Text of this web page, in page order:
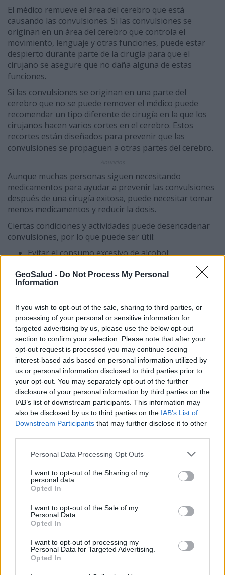
GeoSalud - Do Not Process My Personal
Information
If you wish to opt-out of the sale, sharing to third parties, or
processing of your personal or sensitive information for
targeted advertising by us, please use the below opt-out
section to confirm your selection. Please note that after your
opt-out request is processed you may continue seeing
interest-based ads based on personal information utilized by
us or personal information disclosed to third parties prior to
your opt-out. You may separately opt-out of the further
disclosure of your personal information by third parties on the
IAB’s list of downstream participants. This information may
also be disclosed by us to third parties on the IAB’s List of
Downstream Participants that may further disclose it to other
Personal Data Processing Opt Outs
I want to opt-out of the Sharing of my
personal data.
Opted In
I want to opt-out of the Sale of my
Personal Data.
Opted In
I want to opt-out of processing my
Personal Data for Targeted Advertising.
Opted In
El médico remueve el área del cerebro que está
causando las convulsiones. Si las convulsiones se
originan en un área del cerebro que controla el
movimiento, lenguaje y otras funciones, puede estar
despierto durante parte de la cirugía para que el
cirujano se asegure que no daña alguna de estas
funciones.
Si las convulsiones se originan en una parte del
cerebro que no se puede remover el médico puede
recomendar un tipo diferente de cirugía en la que los
cirujanos hacen varios cortes en el cerebro. Estos
recortes están diseñados para prevenir que las
convulsiones se propaguen a otras partes del cerebro.
Aunque muchas personas siguen necesitando
medicamentos para ayudar a prevenir las convulsiones
después de una cirugía exitosa, puede necesitar tomar
menos medicamentos y reducir la dosis.
Ciertas condiciones y actividades puede desencadenar
convulsiones, por lo que puede ser útil:
Evitar el consumo excesivo de alcohol;
Dormir suficiente;
Reducir el estres;
Diagnóstico de la epilepsia
Para diagnosticar la condición el médico revisará los
síntomas y antecedentes medicos del paciente.
Se pueden ordenar varias pruebas para diagnosticar
epilepsia y determinar la causa de las convulsiones.
Exámen neurológico: se verifica el
comportamiento, habilidades motoras, la función
mental y otras áreas para diagnosticar la
condición y determinar el tipo de epilepsia.
Exámenes de sangre: se toma una muestra de
sangre para verificar si hay signos de infecciones,
trastornos genéticos u otras condiciones que
pueden asociarse con convulsiones.
Se sugieren pruebas para detectar anormalidades
comenzando generalmente con tratamiento con
medicación. Si los medicamentos no tratan la
otro tipo de tratamiento.